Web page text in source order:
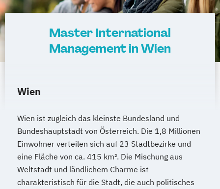
Master International
Management in Wien
Wien
Wien ist zugleich das kleinste Bundesland und
Bundeshauptstadt von Österreich. Die 1,8 Millionen
Einwohner verteilen sich auf 23 Stadtbezirke und
eine Fläche von ca. 415 km². Die Mischung aus
Weltstadt und ländlichem Charme ist
charakteristisch für die Stadt, die auch politisches